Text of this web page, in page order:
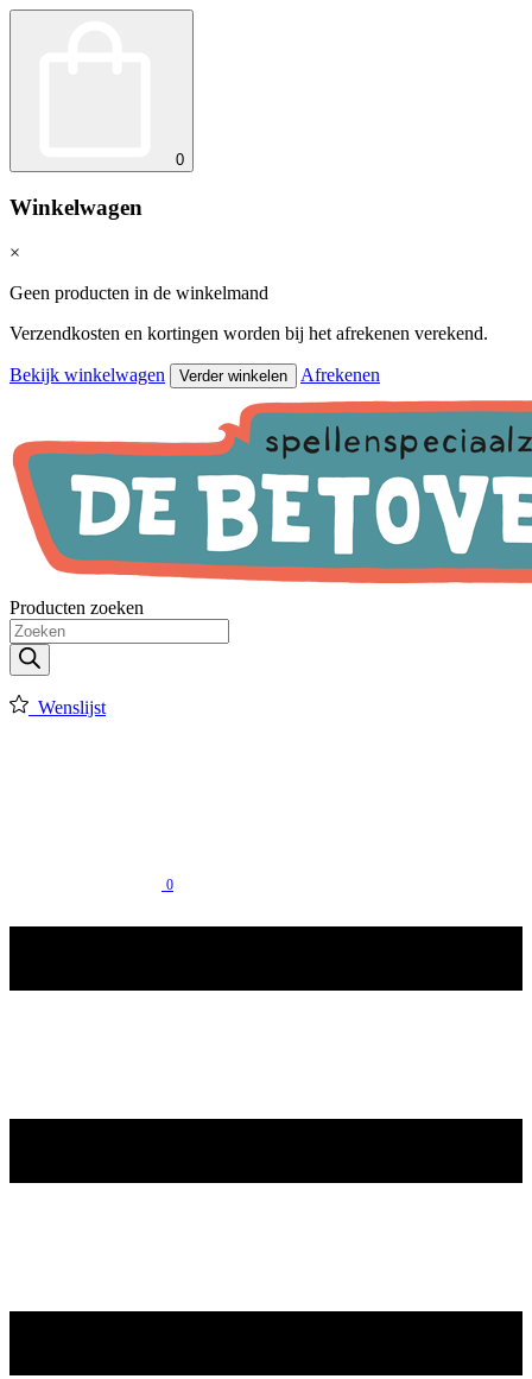
0
Winkelwagen
×
Geen producten in de winkelmand
Verzendkosten en kortingen worden bij het afrekenen verekend.
Bekijk winkelwagen Verder winkelen Afrekenen
Producten zoeken
Wenslijst
0